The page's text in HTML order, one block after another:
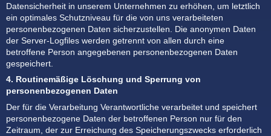
Datensicherheit in unserem Unternehmen zu erhöhen, um letztlich
ein optimales Schutzniveau für die von uns verarbeiteten
personenbezogenen Daten sicherzustellen. Die anonymen Daten
der Server-Logfiles werden getrennt von allen durch eine
betroffene Person angegebenen personenbezogenen Daten
gespeichert.
4. Routinemäßige Löschung und Sperrung von
personenbezogenen Daten
Der für die Verarbeitung Verantwortliche verarbeitet und speichert
personenbezogene Daten der betroffenen Person nur für den
Zeitraum, der zur Erreichung des Speicherungszwecks erforderlich